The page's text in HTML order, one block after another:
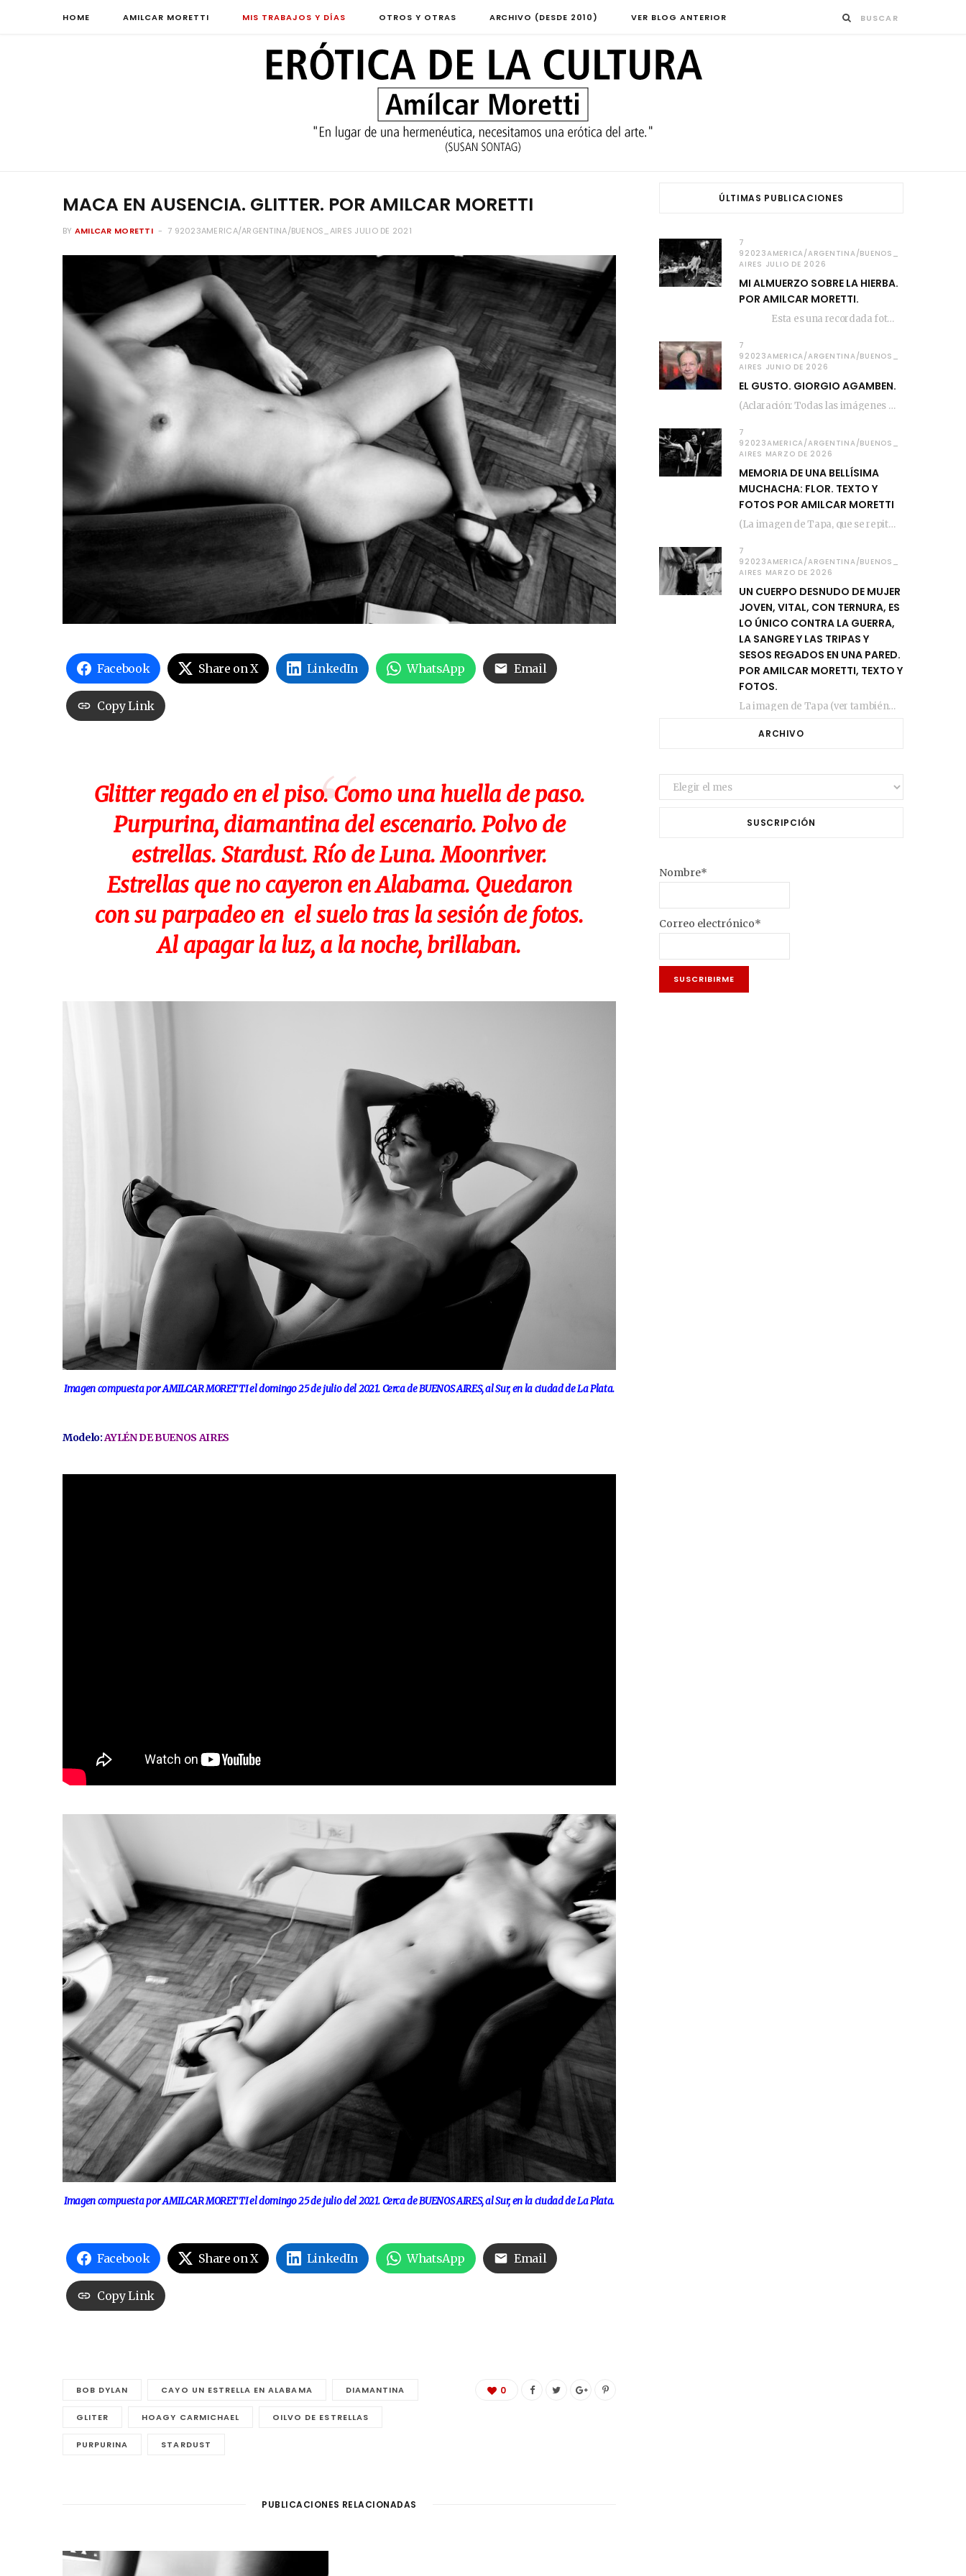
HOME AMILCAR MORETTI MIS TRABAJOS Y DÍAS OTROS Y OTRAS ARCHIVO (DESDE 2010) VER BLOG ANTERIOR
MACA EN AUSENCIA. GLITTER. POR AMILCAR MORETTI
BY AMILCAR MORETTI 7 92023AMERICA/ARGENTINA/BUENOS_AIRES JULIO DE 2021
Facebook Share on X LinkedIn WhatsApp Email
Copy Link
Glitter regado en el piso. Como una huella de paso.
Purpurina, diamantina del escenario. Polvo de
estrellas. Stardust. Río de Luna. Moonriver.
Estrellas que no cayeron en Alabama. Quedaron
con su parpadeo en el suelo tras la sesión de fotos.
Al apagar la luz, a la noche, brillaban.
Imagen compuesta por AMILCAR MORETTI el domingo 25 de julio del 2021. Cerca de BUENOS AIRES, al Sur, en la ciudad de La Plata.
Modelo:AYLÉN DE BUENOS AIRES
Imagen compuesta por AMILCAR MORETTI el domingo 25 de julio del 2021. Cerca de BUENOS AIRES, al Sur, en la ciudad de La Plata.
Facebook Share on X LinkedIn WhatsApp Email
Copy Link
BOB DYLAN CAYO UN ESTRELLA EN ALABAMA DIAMANTINA
GLITER HOAGY CARMICHAEL OILVO DE ESTRELLAS
PURPURINA STARDUST
0
PUBLICACIONES RELACIONADAS
ÚLTIMAS PUBLICACIONES
7
92023AMERICA/ARGENTINA/BUENOS_
AIRES JULIO DE 2026
MI ALMUERZO SOBRE LA HIERBA.
POR AMILCAR MORETTI.
Esta es una recordada fotografía que registré…
7
92023AMERICA/ARGENTINA/BUENOS_
AIRES JUNIO DE 2026
EL GUSTO. GIORGIO AGAMBEN.
(Aclaración: Todas las imágenes de este posteo fueron tomadas de Bloghemia.com, y todos los…
7
92023AMERICA/ARGENTINA/BUENOS_
AIRES MARZO DE 2026
MEMORIA DE UNA BELLÍSIMA
MUCHACHA: FLOR. TEXTO Y
FOTOS POR AMILCAR MORETTI
(La imagen de Tapa, que se repite arriba, fue compuesta por Amilcar Moretti el viernes…
7
92023AMERICA/ARGENTINA/BUENOS_
AIRES MARZO DE 2026
UN CUERPO DESNUDO DE MUJER
JOVEN, VITAL, CON TERNURA, ES
LO ÚNICO CONTRA LA GUERRA,
LA SANGRE Y LAS TRIPAS Y
SESOS REGADOS EN UNA PARED.
POR AMILCAR MORETTI, TEXTO Y
FOTOS.
La imagen de Tapa (ver también más arriba) fue compuesta en estos días de febrero…
ARCHIVO
Archivo
SUSCRIPCIÓN
Nombre*
Correo electrónico*